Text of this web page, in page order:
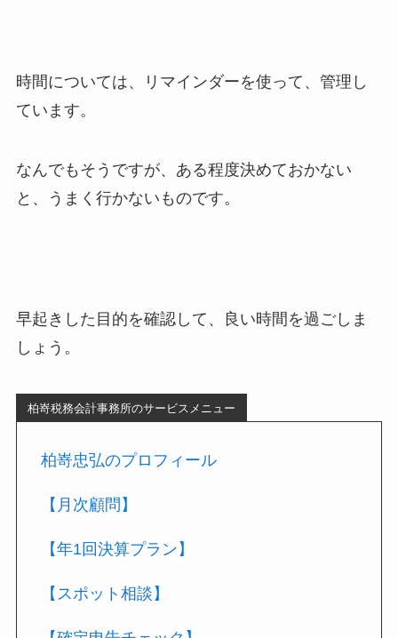
時間については、リマインダーを使って、管理し
ています。
なんでもそうですが、ある程度決めておかない
と、うまく行かないものです。
早起きした目的を確認して、良い時間を過ごしま
しょう。
柏嵜税務会計事務所のサービスメニュー
柏嵜忠弘のプロフィール
【月次顧問】
【年1回決算プラン】
【スポット相談】